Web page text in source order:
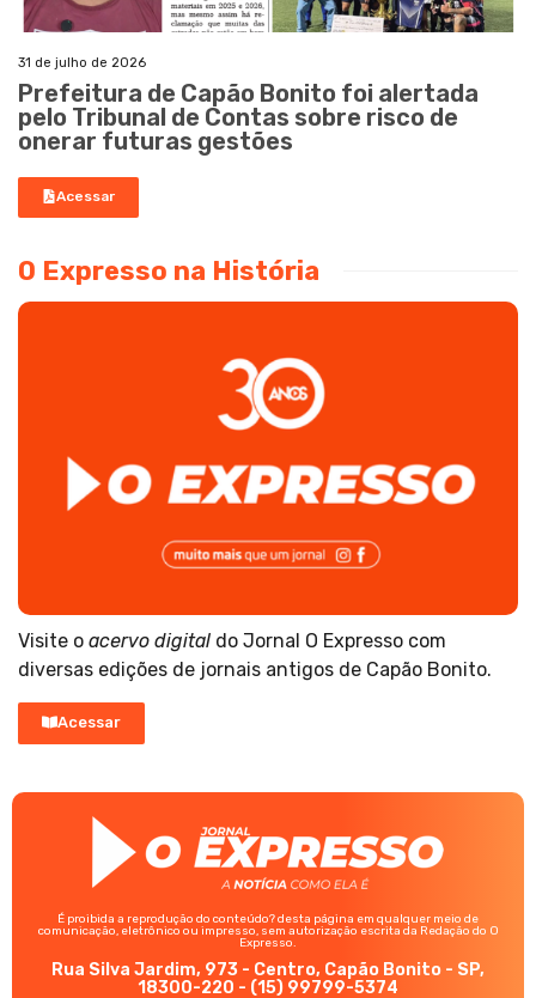
31 de julho de 2026
Prefeitura de Capão Bonito foi alertada
pelo Tribunal de Contas sobre risco de
onerar futuras gestões
Acessar
O Expresso na História
Visite o acervo digital do Jornal O Expresso com
diversas edições de jornais antigos de Capão Bonito.
Acessar
É proibida a reprodução do conteúdo? desta página em qualquer meio de
comunicação, eletrônico ou impresso, sem autorização escrita da Redação do O
Expresso.
Rua Silva Jardim, 973 - Centro, Capão Bonito - SP,
18300-220 - (15) 99799-5374